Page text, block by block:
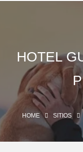
HOTEL
HOME SITIOS